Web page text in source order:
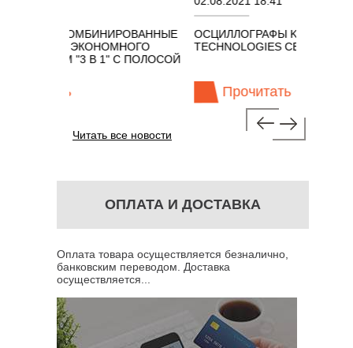
КОМБИНИРОВАННЫЕ
ЭКОНОМНОГО
"3 В 1" С ПОЛОСОЙ
ОСЦИЛЛОГРАФЫ KEYSIGHT
TECHNOLOGIES СЕРИИ UXR
Прочитать
Читать все новости
ОПЛАТА И ДОСТАВКА
Оплата товара осуществляется безналично,
банковским переводом. Доставка
осуществляется...